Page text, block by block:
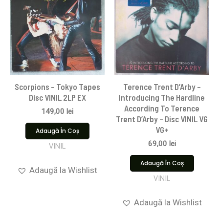
Scorpions ‎– Tokyo Tapes
Disc VINIL 2LP EX
149,00 lei
Adaugă În Coș
VINIL
Adaugă la Wishlist
Terence Trent D’Arby –
Introducing The Hardline
According To Terence
Trent D’Arby – Disc VINIL VG
VG+
69,00 lei
Adaugă În Coș
VINIL
Adaugă la Wishlist